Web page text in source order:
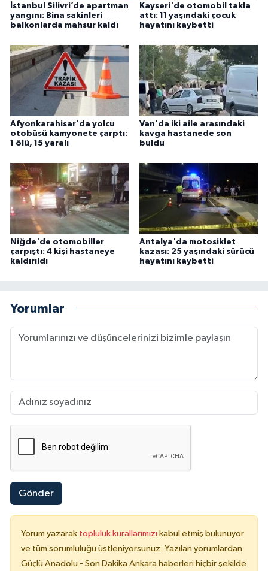
İstanbul Silivri’de apartman
yangını: Bina sakinleri
balkonlarda mahsur kaldı
Kayseri'de otomobil takla
attı: 11 yaşındaki çocuk
hayatını kaybetti
Afyonkarahisar'da yolcu
otobüsü kamyonete çarptı:
1 ölü, 15 yaralı
Van'da iki aile arasındaki
kavga hastanede son
buldu
Niğde'de otomobiller
çarpıştı: 4 kişi hastaneye
kaldırıldı
Antalya'da motosiklet
kazası: 25 yaşındaki sürücü
hayatını kaybetti
Yorumlar
Gönder
Yorum yazarak topluluk kurallarımızı kabul etmiş bulunuyor
ve tüm sorumluluğu üstleniyorsunuz. Yazılan yorumlardan
Güçlü Anadolu - Son Dakika Ankara haberleri hiçbir şekilde